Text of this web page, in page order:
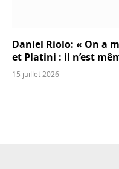
Daniel Riolo: « On a
et Platini : il n’est
15 juillet 2026